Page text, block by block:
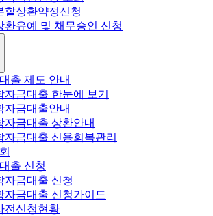
할상환약정신청
환유예 및 채무승인 신청
출 제도 안내
자금대출 한눈에 보기
자금대출안내
자금대출 상환안내
자금대출 신용회복관리
출 신청
자금대출 신청
자금대출 신청가이드
전신청현황